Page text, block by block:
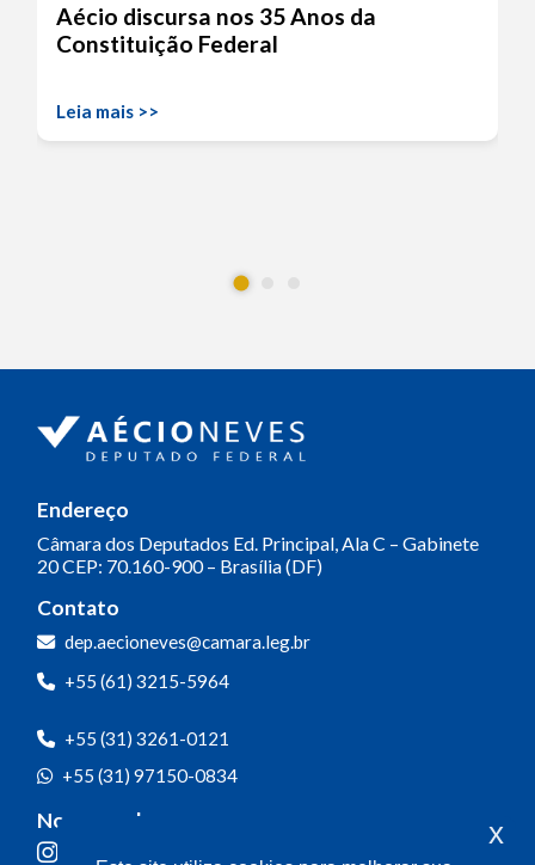
Aécio discursa nos 35 Anos da
Constituição Federal
Leia mais >>
Endereço
Câmara dos Deputados Ed. Principal, Ala C – Gabinete
20CEP: 70.160-900 – Brasília (DF)
Contato
dep.aecioneves@camara.leg.br
+55 (61) 3215-5964
+55 (31) 3261-0121
+55 (31) 97150-0834
Nossas redes x